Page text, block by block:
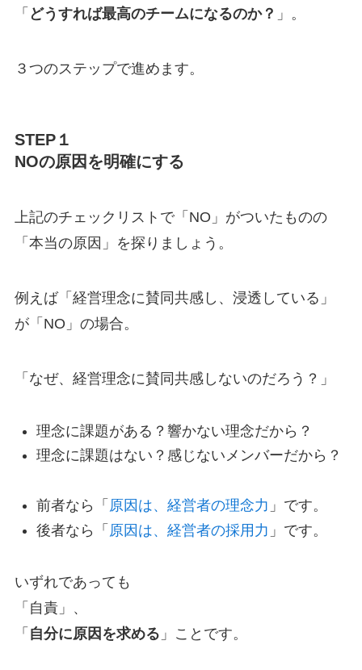
「 どうすれば最高のチームになるのか？ 」。
３つのステップで進めます。
STEP１
NOの原因を明確にする
上記のチェックリストで「NO」がついたものの
「本当の原因」を探りましょう。
例えば「経営理念に賛同共感し、浸透している」
が「NO」の場合。
「なぜ、経営理念に賛同共感しないのだろう？」
理念に課題がある？響かない理念だから？
理念に課題はない？感じないメンバーだから？
前者なら「 原因は、経営者の理念力 」です。
後者なら「 原因は、経営者の採用力 」です。
いずれであっても
「自責」、
「 自分に原因を求める 」ことです。